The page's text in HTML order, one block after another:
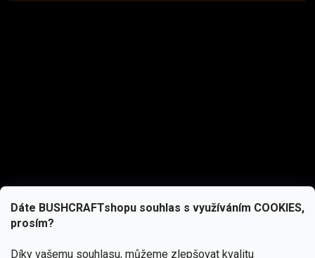
Dáte BUSHCRAFTshopu souhlas s využíváním COOKIES,
prosím?
Díky vašemu souhlasu, můžeme zlepšovat kvalitu